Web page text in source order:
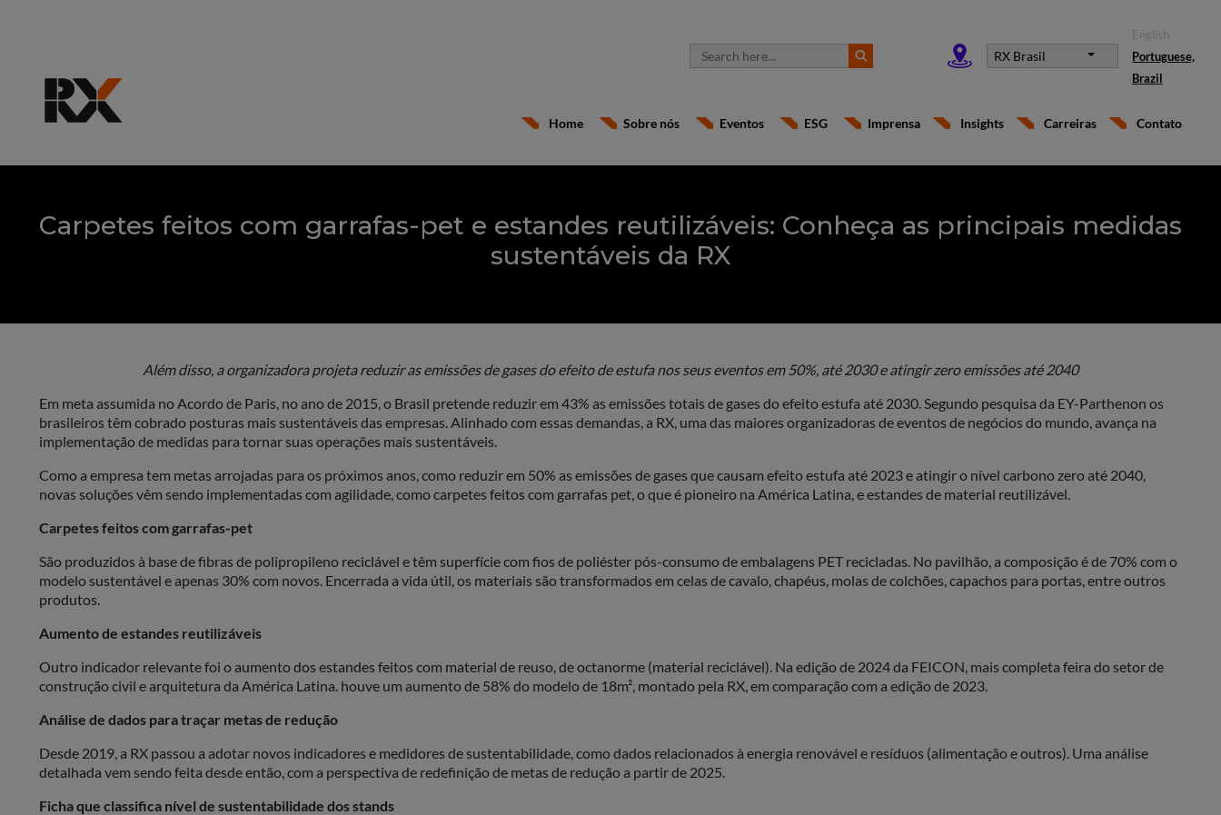
RX Brasil
English
Portuguese,
Brazil
Home Sobre nós Eventos ESG Imprensa Insights Carreiras Contato
Carpetes feitos com garrafas-pet e estandes reutilizáveis: Conheça as principais medidas
sustentáveis da RX
Além disso, a organizadora projeta reduzir as emissões de gases do efeito de estufa nos seus eventos em 50%, até 2030 e atingir zero emissões até 2040
Em meta assumida no Acordo de Paris, no ano de 2015, o Brasil pretende reduzir em 43% as emissões totais de gases do efeito estufa até 2030. Segundo pesquisa da EY-Parthenon os
brasileiros têm cobrado posturas mais sustentáveis das empresas. Alinhado com essas demandas, a RX, uma das maiores organizadoras de eventos de negócios do mundo, avança na
implementação de medidas para tornar suas operações mais sustentáveis.
Como a empresa tem metas arrojadas para os próximos anos, como reduzir em 50% as emissões de gases que causam efeito estufa até 2023 e atingir o nível carbono zero até 2040,
novas soluções vêm sendo implementadas com agilidade, como carpetes feitos com garrafas pet, o que é pioneiro na América Latina, e estandes de material reutilizável.
Carpetes feitos com garrafas-pet
São produzidos à base de fibras de polipropileno reciclável e têm superfície com fios de poliéster pós-consumo de embalagens PET recicladas. No pavilhão, a composição é de 70% com o
modelo sustentável e apenas 30% com novos. Encerrada a vida útil, os materiais são transformados em celas de cavalo, chapéus, molas de colchões, capachos para portas, entre outros
produtos.
Aumento de estandes reutilizáveis
Outro indicador relevante foi o aumento dos estandes feitos com material de reuso, de octanorme (material reciclável). Na edição de 2024 da FEICON, mais completa feira do setor de
construção civil e arquitetura da América Latina. houve um aumento de 58% do modelo de 18m², montado pela RX, em comparação com a edição de 2023.
Análise de dados para traçar metas de redução
Desde 2019, a RX passou a adotar novos indicadores e medidores de sustentabilidade, como dados relacionados à energia renovável e resíduos (alimentação e outros). Uma análise
detalhada vem sendo feita desde então, com a perspectiva de redefinição de metas de redução a partir de 2025.
Ficha que classifica nível de sustentabilidade dos stands